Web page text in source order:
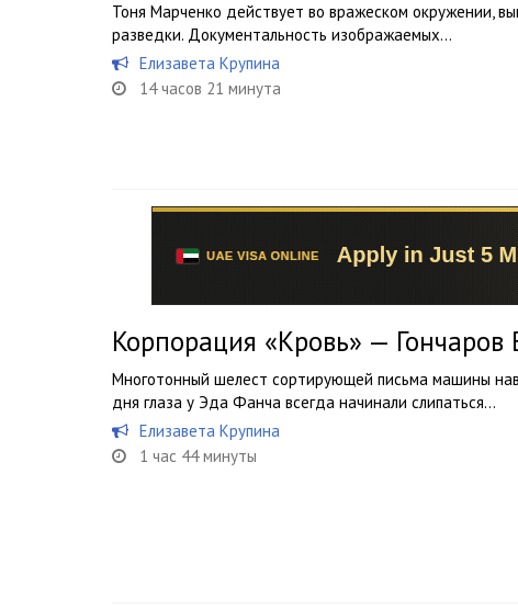
Тоня Марченко действует во вражеском окружении,
разведки. Документальность изображаемых...
Елизавета Крупина
14 часов 21 минута
Корпорация «Кровь» — Гончаров
Многотонный шелест сортирующей письма машины
дня глаза у Эда Фанча всегда начинали слипаться…
Елизавета Крупина
1 час 44 минуты